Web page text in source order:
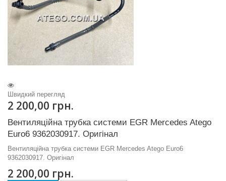
Швидкий перегляд
2 200,00 грн.
Вентиляційна трубка системи EGR Mercedes Atego
Euro6 9362030917. Оригінал
Вентиляційна трубка системи EGR Mercedes Atego Euro6
9362030917. Оригінал
2 200,00 грн.